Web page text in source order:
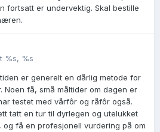
fortsatt er undervektig. Skal bestille
%s, %s
er generelt en dårlig metode for
Noen få, små måltider om dagen er
testet med vårfôr og råfôr også.
tatt en tur til dyrlegen og utelukket
og få en profesjonell vurdering på om